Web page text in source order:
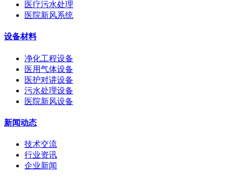
医疗污水处理
医院新风系统
设备材料
净化工程设备
医用气体设备
医护对讲设备
污水处理设备
医院新风设备
新闻动态
技术交流
行业资讯
企业新闻